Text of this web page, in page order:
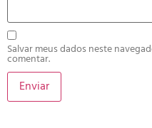
Salvar meus dados neste
comentar.